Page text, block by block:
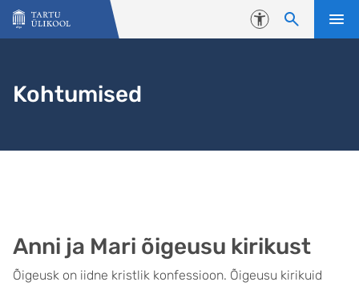
Liigu edasi põhisisu juurde
Juurdepääsetavus
Kohtumised
Anni ja Mari õigeusu kirikust
Õigeusk on iidne kristlik konfessioon. Õigeusu kirikuid